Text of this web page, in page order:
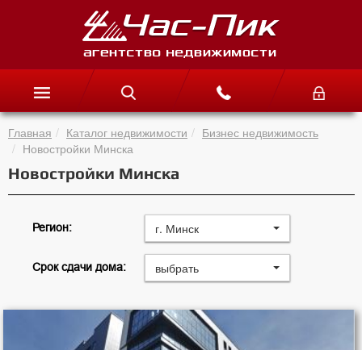
Главная Каталог недвижимости
Бизнес недвижимость
Новостройки Минска
Новостройки Минска
Регион: г. Минск
Срок сдачи дома: выбрать